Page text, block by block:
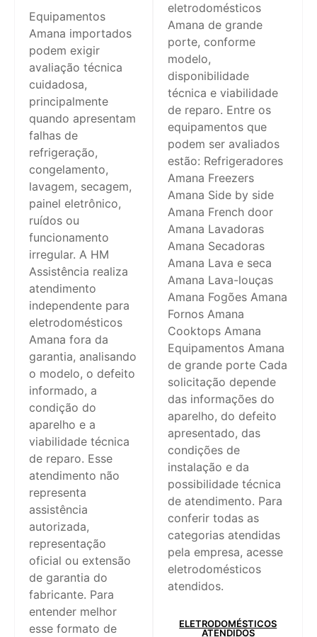
Equipamentos
Amana importados
podem exigir
avaliação técnica
cuidadosa,
principalmente
quando apresentam
falhas de
refrigeração,
congelamento,
lavagem, secagem,
painel eletrônico,
ruídos ou
funcionamento
irregular. A HM
Assistência realiza
atendimento
independente para
eletrodomésticos
Amana fora da
garantia, analisando
o modelo, o defeito
informado, a
condição do
aparelho e a
viabilidade técnica
de reparo. Esse
atendimento não
representa
assistência
autorizada,
representação
oficial ou extensão
de garantia do
fabricante. Para
entender melhor
esse formato de
eletrodomésticos
Amana de grande
porte, conforme
modelo,
disponibilidade
técnica e viabilidade
de reparo. Entre os
equipamentos que
podem ser avaliados
estão: Refrigeradores
Amana Freezers
Amana Side by side
Amana French door
Amana Lavadoras
Amana Secadoras
Amana Lava e seca
Amana Lava-louças
Amana Fogões Amana
Fornos Amana
Cooktops Amana
Equipamentos Amana
de grande porte Cada
solicitação depende
das informações do
aparelho, do defeito
apresentado, das
condições de
instalação e da
possibilidade técnica
de atendimento. Para
conferir todas as
categorias atendidas
pela empresa, acesse
eletrodomésticos
atendidos.
ELETRODOMÉSTICOS
ATENDIDOS